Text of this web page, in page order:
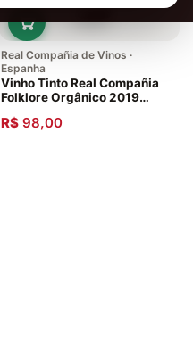
Real Compañia de Vinos ·
Espanha
Vinho Tinto Real Compañia
Folklore Orgânico 2019
R$ 98,00